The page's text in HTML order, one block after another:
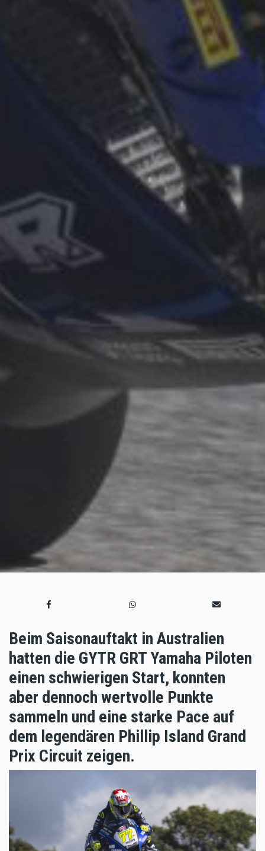
Beim Saisonauftakt in Australien
hatten die GYTR GRT Yamaha Piloten
einen schwierigen Start, konnten
aber dennoch wertvolle Punkte
sammeln und eine starke Pace auf
dem legendären Phillip Island Grand
Prix Circuit zeigen.